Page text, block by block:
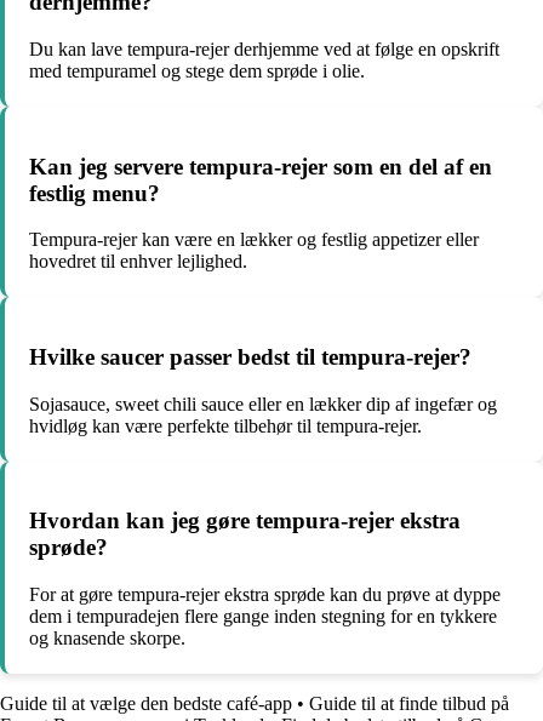
Du kan lave tempura-rejer derhjemme ved at følge en opskrift
med tempuramel og stege dem sprøde i olie.
Kan jeg servere tempura-rejer som en del af en
festlig menu?
Tempura-rejer kan være en lækker og festlig appetizer eller
hovedret til enhver lejlighed.
Hvilke saucer passer bedst til tempura-rejer?
Sojasauce, sweet chili sauce eller en lækker dip af ingefær og
hvidløg kan være perfekte tilbehør til tempura-rejer.
Hvordan kan jeg gøre tempura-rejer ekstra
sprøde?
For at gøre tempura-rejer ekstra sprøde kan du prøve at dyppe
dem i tempuradejen flere gange inden stegning for en tykkere
og knasende skorpe.
Guide til at vælge den bedste café-app • Guide til at finde tilbud på